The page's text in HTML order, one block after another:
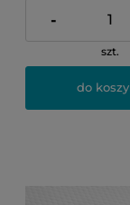
-
szt.
do